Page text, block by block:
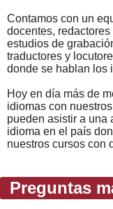
Contamos con un
docentes,
estudios de
traductores y
donde se hablan los
Hoy en día más de
idiomas con
pueden asistir a una
idioma en el país
nuestros cursos con
Preguntas